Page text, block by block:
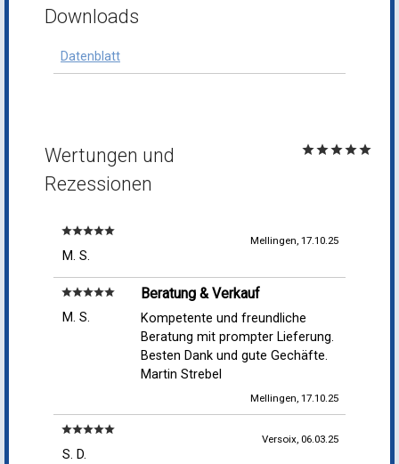
Downloads
Datenblatt
Wertungen und
Rezessionen
starstarstarstarstar
starstarstarstarstar
M. S.
Mellingen, 17.10.25
starstarstarstarstar
M. S.
Beratung & Verkauf
Kompetente und freundliche
Beratung mit prompter Lieferung.
Besten Dank und gute Gechäfte.
Martin Strebel
Mellingen, 17.10.25
starstarstarstarstar
S. D.
Versoix, 06.03.25